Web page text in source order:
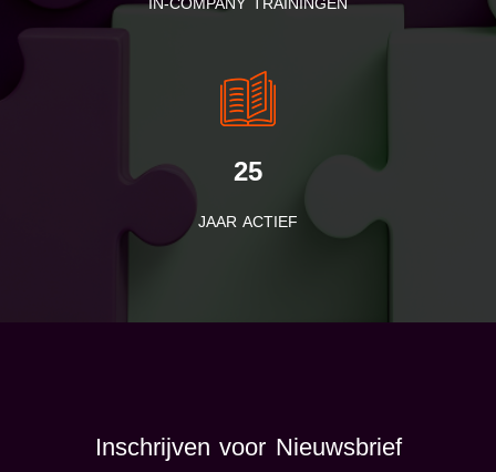
IN-COMPANY TRAININGEN
25
JAAR ACTIEF
Inschrijven voor Nieuwsbrief